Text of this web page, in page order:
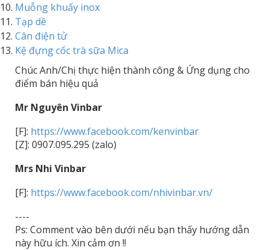
Muỗng khuấy inox
Tạp dề
Cân điện tử
Kệ đựng cốc trà sữa Mica
Chúc Anh/Chị thực hiện thành công & Ứng dụng cho
điểm bán hiệu quả
Mr Nguyên Vinbar
[F]: https://www.facebook.com/kenvinbar
[Z]: 0907.095.295 (zalo)
Mrs Nhi Vinbar
[F]: https://www.facebook.com/nhivinbar.vn/
----
Ps: Comment vào bên dưới nếu bạn thấy hướng dẫn
này hữu ích. Xin cảm ơn !!